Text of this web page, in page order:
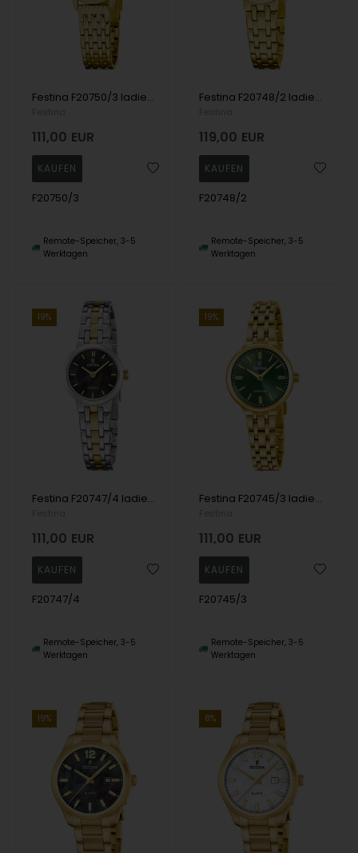
Festina F20750/3 ladies watch Mademoiselle 23mm 5ATM
111,00 EUR
F20750/3
Remote-Speicher, 3-5
Werktagen
Festina F20748/2 ladies watch Mademoiselle 23mm 5ATM
119,00 EUR
F20748/2
Remote-Speicher, 3-5
Werktagen
19%
Festina F20747/4 ladies watch Mademoiselle 23mm 5ATM
111,00 EUR
F20747/4
Remote-Speicher, 3-5
Werktagen
19%
Festina F20745/3 ladies watch Mademoiselle 26mm 5ATM
111,00 EUR
F20745/3
Remote-Speicher, 3-5
Werktagen
19% 8%